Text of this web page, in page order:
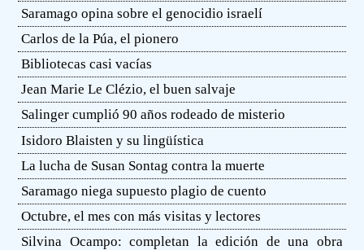
Saramago opina sobre el genocidio israelí
Carlos de la Púa, el pionero
Bibliotecas casi vacías
Jean Marie Le Clézio, el buen salvaje
Salinger cumplió 90 años rodeado de misterio
Isidoro Blaisten y su lingüística
La lucha de Susan Sontag contra la muerte
Saramago niega supuesto plagio de cuento
Octubre, el mes con más visitas y lectores
Silvina Ocampo: completan la edición de una obra